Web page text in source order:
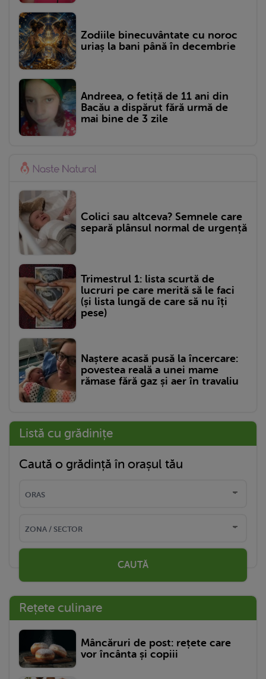
Zodiile binecuvântate cu noroc
uriaș la bani până în decembrie
Andreea, o fetiță de 11 ani din
Bacău a dispărut fără urmă de
mai bine de 3 zile
Colici sau altceva? Semnele care
separă plânsul normal de urgență
Trimestrul 1: lista scurtă de
lucruri pe care merită să le faci
(și lista lungă de care să nu îți
pese)
Naștere acasă pusă la încercare:
povestea reală a unei mame
rămase fără gaz și aer în travaliu
Listă cu grădinițe
Caută o grădință în orașul tău
CAUTĂ
Rețete culinare
Mâncăruri de post: rețete care
vor încânta și copiii